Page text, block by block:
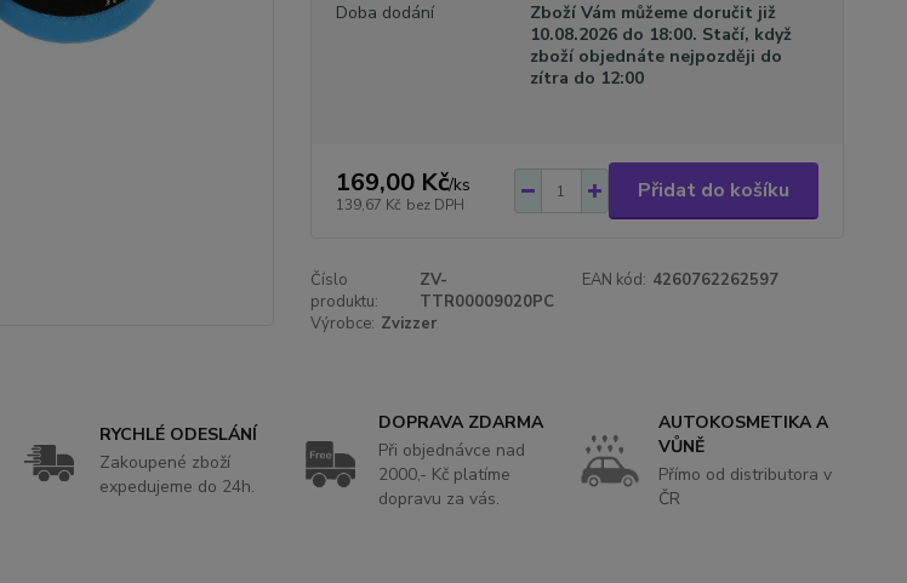
Doba dodání
Zboží Vám můžeme doručit již
10.08.2026 do 18:00. Stačí, když
zboží objednáte nejpozději do
zítra do 12:00
169,00 Kč/ks
139,67 Kč bez DPH
Přidat do košíku
Číslo
produktu:
ZV-
TTR00009020PC
EAN kód: 4260762262597
Výrobce: Zvizzer
RYCHLÉ ODESLÁNÍ
Zakoupené zboží
expedujeme do 24h.
DOPRAVA ZDARMA
Při objednávce nad
2000,- Kč platíme
dopravu za vás.
AUTOKOSMETIKA A
VŮNĚ
Přímo od distributora v
ČR